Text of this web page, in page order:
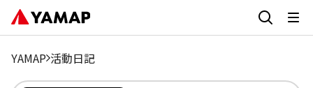
YAMAP 活動日記